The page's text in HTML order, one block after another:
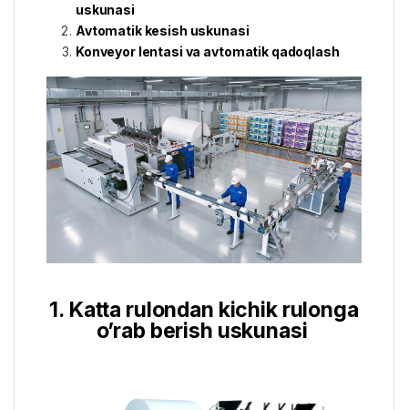
uskunasi
Avtomatik kesish uskunasi
Konveyor lentasi va avtomatik qadoqlash
1. Katta rulondan kichik rulonga
o’rab berish uskunasi